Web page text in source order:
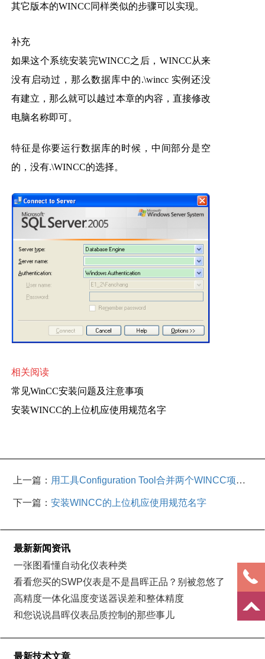
其它版本的WINCC同样类似的步骤可以实现。
补充
如果这个系统安装完WINCC之后，WINCC从来
没有启动过，那么数据库中的.\wincc 实例还没
有建立，那么就可以越过本章的内容，直接修改
电脑名称即可。
特征是你要运行数据库的时候，中间部分是空
的，没有.\WINCC的选择。
相关阅读
常见WinCC安装问题及注意事项
安装WINCC的上位机应使用规范名字
上一篇： 用工具Configuration Tool合并两个WINCC项目
下一篇：安装WINCC的上位机应使用规范名字
最新新闻资讯
一张图看懂自动化仪表种类
看看您买的SWP仪表是不是昌晖正品？别被忽悠了
高精度一体化温度变送器误差和整体精度
和您说说昌晖仪表品质控制的那些事儿
最新技术文章